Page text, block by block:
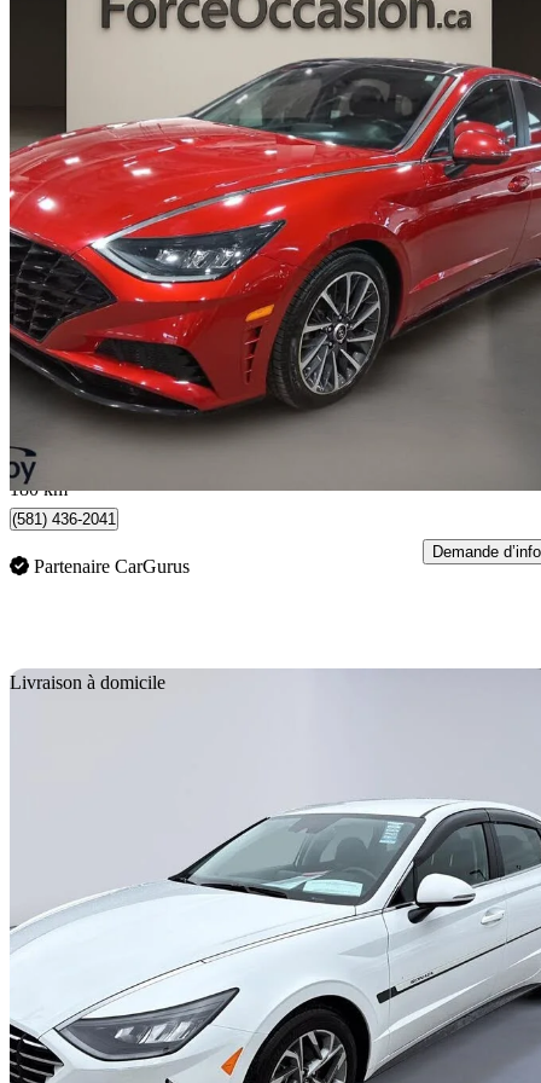
2022 Hyundai Sonata
Luxury FWD82 264 km
20 629 $
362 $/mois env.
Québec, QC
180 km
(581) 436-2041
Partenaire CarGurus
Demande d’info
Livraison à domicile
2020 Hyundai Sonata